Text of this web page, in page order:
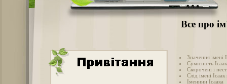
Все про
Значення імені
Сумісність
Скорочені і
Слід імені Ісаак
Іменини Ісаака